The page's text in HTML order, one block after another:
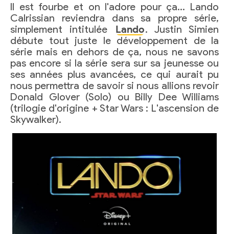
Il est fourbe et on l'adore pour ça… Lando
Calrissian reviendra dans sa propre série,
simplement intitulée
Lando. Justin Simien
débute tout juste le développement de la
série mais en dehors de ça, nous ne savons
pas encore si la série sera sur sa jeunesse ou
ses années plus avancées, ce qui aurait pu
nous permettra de savoir si nous allions revoir
Donald Glover (Solo) ou Billy Dee Williams
(trilogie d'origine + Star Wars : L'ascension de
Skywalker).